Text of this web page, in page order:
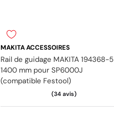
MAKITA ACCESSOIRES
Rail de guidage MAKITA 194368-5
1400 mm pour SP6000J
(compatible Festool)